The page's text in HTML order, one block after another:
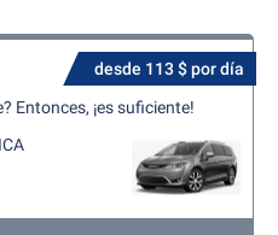
desde 113 $ por día
Entonces, ¡es suficiente!